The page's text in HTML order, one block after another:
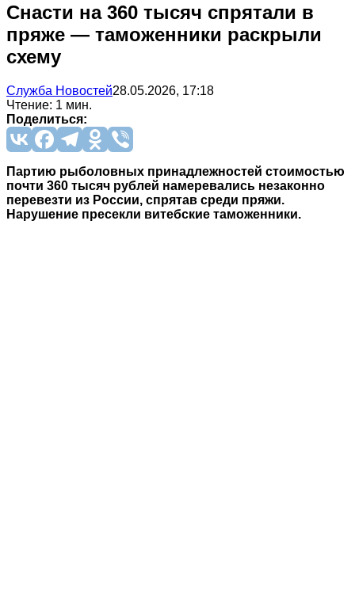
Снасти на 360 тысяч спрятали в
пряже — таможенники раскрыли
схему
Служба Новостей28.05.2026, 17:18
Чтение: 1 мин.
Поделиться:
Партию рыболовных принадлежностей стоимостью
почти 360 тысяч рублей намеревались незаконно
перевезти из России, спрятав среди пряжи.
Нарушение пресекли витебские таможенники.